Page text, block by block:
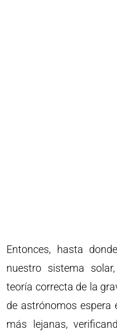
Entonces, hasta
nuestro sistema
teoría correcta de la
de astrónomos espera
más lejanas,